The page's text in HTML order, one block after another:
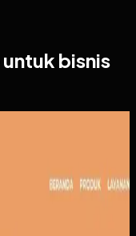
untuk bisnis